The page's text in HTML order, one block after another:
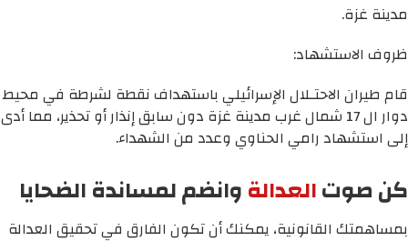
مدينة غزة.
ظروف الاستشهاد:
قام طيران الاحتـلال الإسرائيلي باستهداف نقطة لشرطة في محيط
دوار ال 17 شمال غرب مدينة غزة دون سابق إنذار أو تحذير، مما أدى
إلى استشهاد رامي الحناوي وعدد من الشهداء.
كن صوتالعدالةوانضم لمساندة الضحايا
بمساهمتك القانونية، يمكنك أن تكون الفارق في تحقيق العدالة